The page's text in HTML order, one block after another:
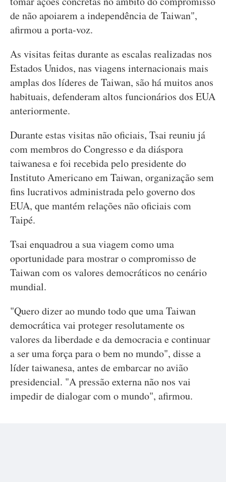
de não apoiarem a independência de Taiwan",
afirmou a porta-voz.
As visitas feitas durante as escalas realizadas nos
Estados Unidos, nas viagens internacionais mais
amplas dos líderes de Taiwan, são há muitos anos
habituais, defenderam altos funcionários dos EUA
anteriormente.
Durante estas visitas não oficiais, Tsai reuniu já
com membros do Congresso e da diáspora
taiwanesa e foi recebida pelo presidente do
Instituto Americano em Taiwan, organização sem
fins lucrativos administrada pelo governo dos
EUA, que mantém relações não oficiais com
Taipé.
Tsai enquadrou a sua viagem como uma
oportunidade para mostrar o compromisso de
Taiwan com os valores democráticos no cenário
mundial.
"Quero dizer ao mundo todo que uma Taiwan
democrática vai proteger resolutamente os
valores da liberdade e da democracia e continuar
a ser uma força para o bem no mundo", disse a
líder taiwanesa, antes de embarcar no avião
presidencial. "A pressão externa não nos vai
impedir de dialogar com o mundo", afirmou.